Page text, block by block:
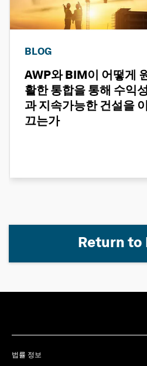
BLOG
AWP와 BIM이 어떻게
활한 통합을 통해 수익성
과 지속가능한 건설을 이
끄는가
Return to
법률 정보